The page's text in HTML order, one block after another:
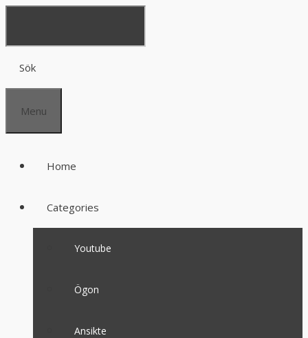
Sök
Menu
Home
Categories
Youtube
Ögon
Ansikte